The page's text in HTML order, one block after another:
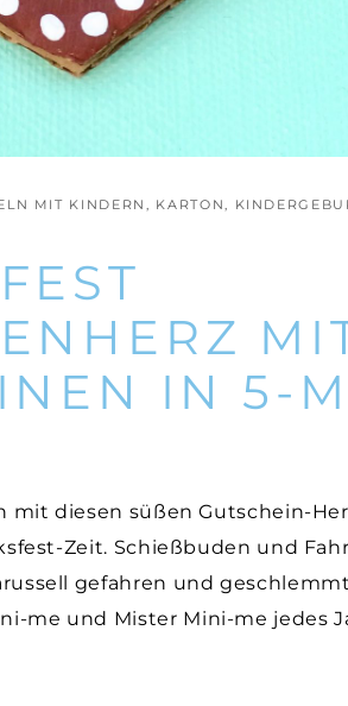
MIT KINDERN , KARTON,
IN 5-
mit diesen süßen Gutschein-
Zeit. Schießbuden und
gefahren und
me und Mister Mini-me jedes